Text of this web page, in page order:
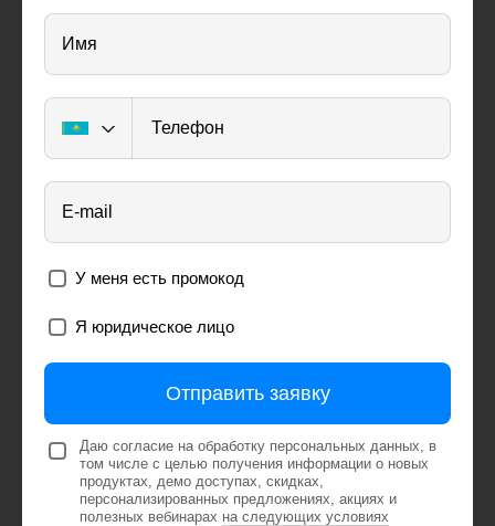
Имя
Телефон
E-mail
У меня есть промокод
Я юридическое лицо
Отправить заявку
Даю согласие на обработку персональных данных, в
том числе с целью получения информации о новых
продуктах, демо доступах, скидках,
персонализированных предложениях, акциях и
полезных вебинарах на следующих условиях